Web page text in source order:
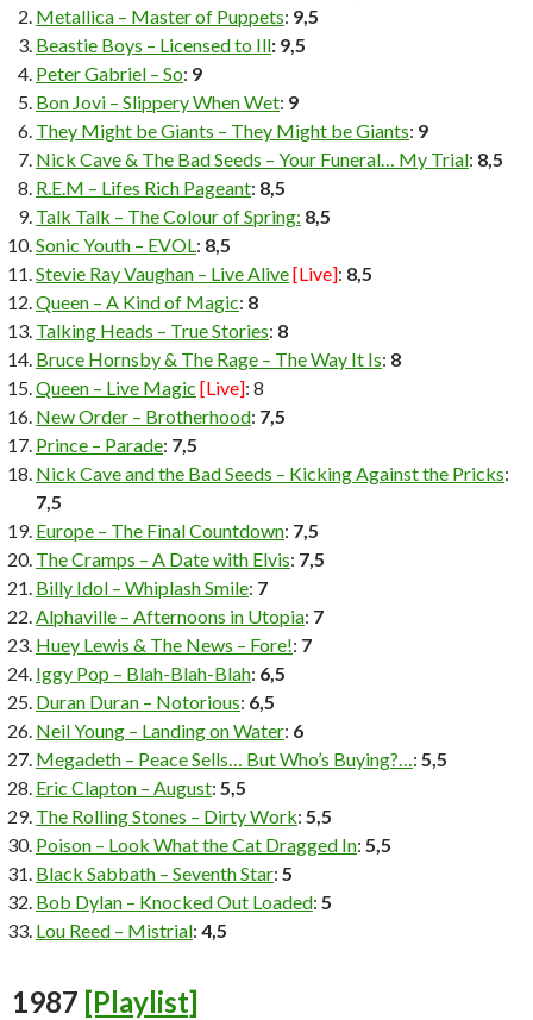
Metallica – Master of Puppets: 9,5
Beastie Boys – Licensed to Ill: 9,5
Peter Gabriel – So: 9
Bon Jovi – Slippery When Wet: 9
They Might be Giants – They Might be Giants: 9
Nick Cave & The Bad Seeds – Your Funeral… My Trial: 8,5
R.E.M – Lifes Rich Pageant: 8,5
Talk Talk – The Colour of Spring: 8,5
Sonic Youth – EVOL: 8,5
Stevie Ray Vaughan – Live Alive[Live]: 8,5
Queen – A Kind of Magic: 8
Talking Heads – True Stories: 8
Bruce Hornsby & The Rage – The Way It Is: 8
Queen – Live Magic [Live]: 8
New Order – Brotherhood: 7,5
Prince – Parade: 7,5
Nick Cave and the Bad Seeds – Kicking Against the Pricks:
7,5
Europe – The Final Countdown: 7,5
The Cramps – A Date with Elvis: 7,5
Billy Idol – Whiplash Smile: 7
Alphaville – Afternoons in Utopia: 7
Huey Lewis & The News – Fore!: 7
Iggy Pop – Blah-Blah-Blah: 6,5
Duran Duran – Notorious: 6,5
Neil Young – Landing on Water: 6
Megadeth – Peace Sells… But Who’s Buying?…: 5,5
Eric Clapton – August: 5,5
The Rolling Stones – Dirty Work: 5,5
Poison – Look What the Cat Dragged In: 5,5
Black Sabbath – Seventh Star: 5
Bob Dylan – Knocked Out Loaded: 5
Lou Reed – Mistrial: 4,5
1987 [Playlist]